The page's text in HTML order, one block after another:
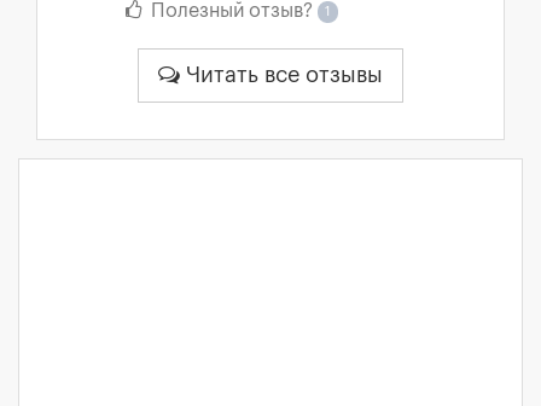
Полезный отзыв?
1
Читать все отзывы